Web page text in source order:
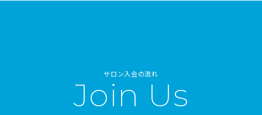
サロン入会の流れ
Join Us